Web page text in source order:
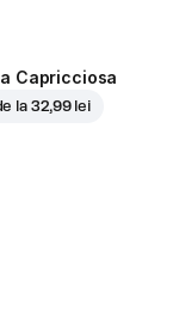
Capricciosa
la 32,99 lei